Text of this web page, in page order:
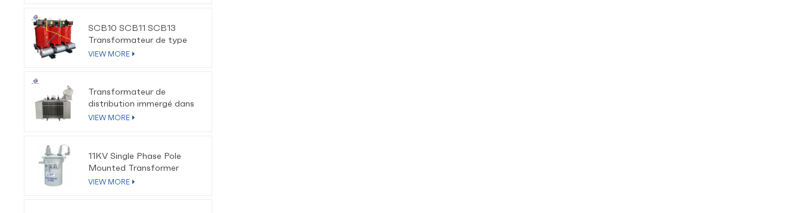
SCB10 SCB11 SCB13
Transformateur de type
sec à isolation en résine
VIEW MORE
Transformateur de
distribution immergé dans
l'huile triphasé à faible
VIEW MORE
11KV Single Phase Pole
Mounted Transformer
VIEW MORE